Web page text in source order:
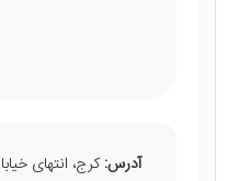
آدرس:کرج، انتهای